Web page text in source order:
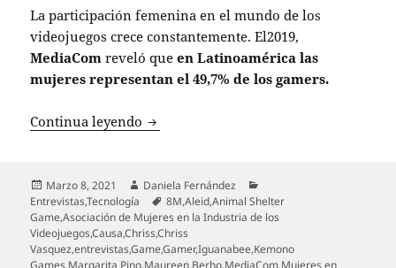
La participación femenina en el mundo de los
videojuegos crece constantemente. El2019,
MediaComreveló queen Latinoamérica las
mujeres representan el 49,7% de los gamers.
Continua leyendo 4 Mujeres que la rompen en el mundo
Publicado
el
Marzo 8, 2021 Autor
Daniela Fernández
Entrevistas,Tecnología Etiquetas
8M,Aleid,Animal Shelter
Game,Asociación de Mujeres en la Industria de los
Videojuegos,Causa,Chriss,Chriss
Vasquez,entrevistas,Game,Gamer,Iguanabee,Kemono
Games,Margarita Pino,Maureen Berho,MediaCom,Mujeres en